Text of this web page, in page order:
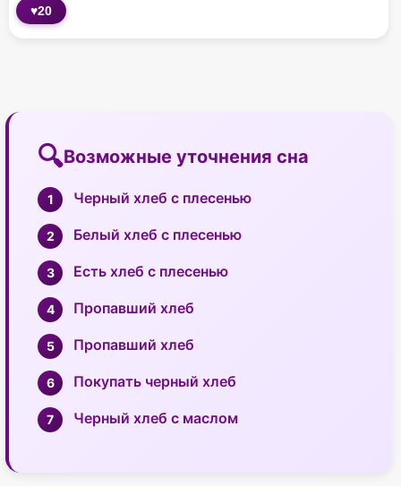
♥20
Возможные уточнения сна
Черный хлеб с плесенью
Белый хлеб с плесенью
Есть хлеб с плесенью
Пропавший хлеб
Пропавший хлеб
Покупать черный хлеб
Черный хлеб с маслом